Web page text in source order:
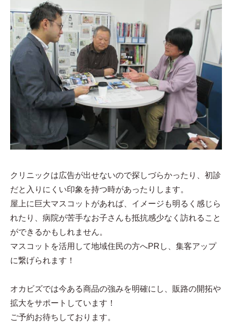
クリニックは広告が出せないので探しづらかったり、初診
だと入りにくい印象を持つ時があったりします。
屋上に巨大マスコットがあれば、イメージも明るく感じら
れたり、病院が苦手なお子さんも抵抗感少なく訪れること
ができるかもしれません。
マスコットを活用して地域住民の方へPRし、集客アップ
に繋げられます！
オカビズでは今ある商品の強みを明確にし、販路の開拓や
拡大をサポートしています！
ご予約お待ちしております。